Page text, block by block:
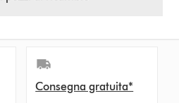
Consegna gratuita*